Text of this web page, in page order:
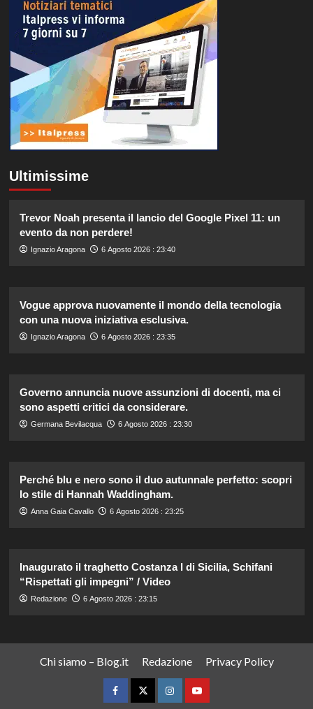
Ultimissime
Trevor Noah presenta il lancio del Google Pixel 11: un
evento da non perdere!
Ignazio Aragona 6 Agosto 2026 : 23:40
Vogue approva nuovamente il mondo della tecnologia
con una nuova iniziativa esclusiva.
Ignazio Aragona 6 Agosto 2026 : 23:35
Governo annuncia nuove assunzioni di docenti, ma ci
sono aspetti critici da considerare.
Germana Bevilacqua 6 Agosto 2026 : 23:30
Perché blu e nero sono il duo autunnale perfetto: scopri
lo stile di Hannah Waddingham.
Anna Gaia Cavallo 6 Agosto 2026 : 23:25
Inaugurato il traghetto Costanza I di Sicilia, Schifani
“Rispettati gli impegni” / Video
Redazione 6 Agosto 2026 : 23:15
Chi siamo – Blog.it Redazione Privacy Policy
FacebookTwitterInstagramYouTube